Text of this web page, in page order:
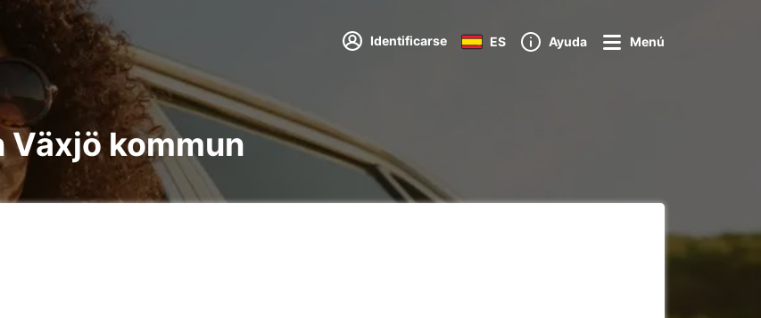
Identificarse ES Ayuda Menú
kommun